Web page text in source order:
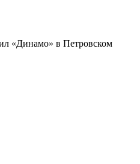
«Динамо» в Петровском